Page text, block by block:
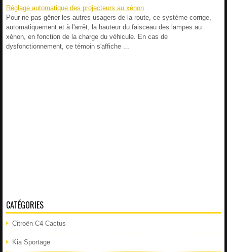
Réglage automatique des projecteurs au xénon
Pour ne pas gêner les autres usagers de la route, ce système corrige,
automatiquement et à l'arrêt, la hauteur du faisceau des lampes au
xénon, en fonction de la charge du véhicule. En cas de
dysfonctionnement, ce témoin s'affiche ...
CATÉGORIES
Citroën C4 Cactus
Kia Sportage